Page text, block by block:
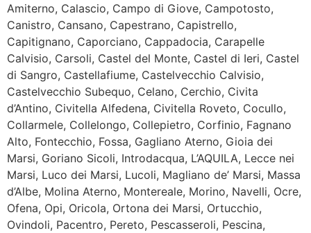
Amiterno, Calascio, Campo di Giove, Campotosto,
Canistro, Cansano, Capestrano, Capistrello,
Capitignano, Caporciano, Cappadocia, Carapelle
Calvisio, Carsoli, Castel del Monte, Castel di Ieri, Castel
di Sangro, Castellafiume, Castelvecchio Calvisio,
Castelvecchio Subequo, Celano, Cerchio, Civita
d’Antino, Civitella Alfedena, Civitella Roveto, Cocullo,
Collarmele, Collelongo, Collepietro, Corfinio, Fagnano
Alto, Fontecchio, Fossa, Gagliano Aterno, Gioia dei
Marsi, Goriano Sicoli, Introdacqua, L’AQUILA, Lecce nei
Marsi, Luco dei Marsi, Lucoli, Magliano de’ Marsi, Massa
d’Albe, Molina Aterno, Montereale, Morino, Navelli, Ocre,
Ofena, Opi, Oricola, Ortona dei Marsi, Ortucchio,
Ovindoli, Pacentro, Pereto, Pescasseroli, Pescina,